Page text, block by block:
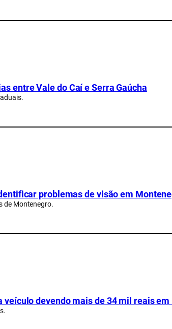
entre Vale do Caí e Serra Gaúcha
problemas de visão em
de Montenegro.
devendo mais de 34 mil reais